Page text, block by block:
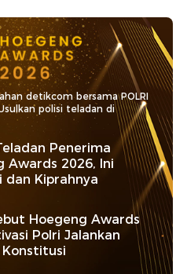
detikcom bersama POLRI
polisi teladan di
Penerima
Awards 2026, Ini
dan Kiprahnya
Hoegeng Awards
Polri Jalankan